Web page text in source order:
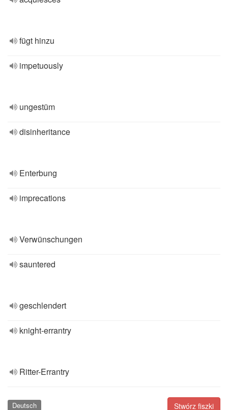
fügt hinzu
impetuously
ungestüm
disinheritance
Enterbung
imprecations
Verwünschungen
sauntered
geschlendert
knight-errantry
Ritter-Errantry
Stwórz fiszki
Deutsch